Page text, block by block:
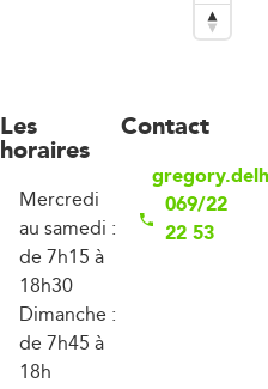
Les
horaires
Mercredi
au samedi :
de 7h15 à
18h30
Dimanche :
de 7h45 à
18h
Contact
069/22
22 53